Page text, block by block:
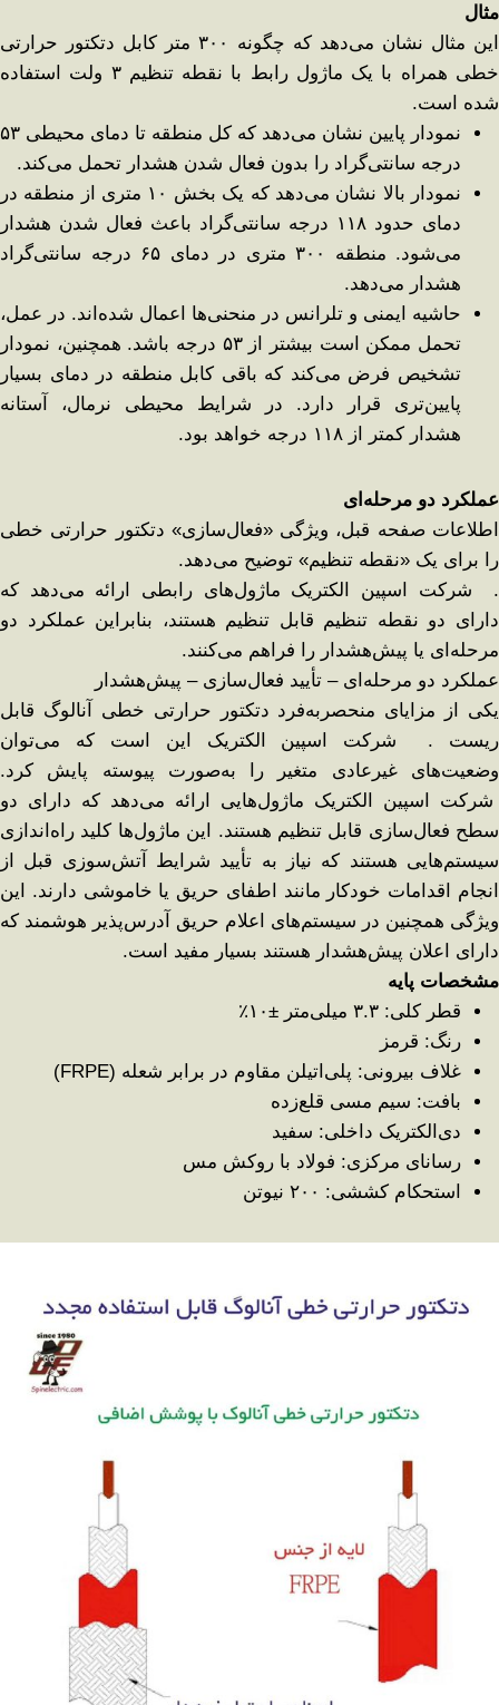
مثال
این مثال نشان می‌دهد که چگونه ۳۰۰ متر کابل دتکتور حرارتی
خطی همراه با یک ماژول رابط با نقطه تنظیم ۳ ولت استفاده
شده است.
نمودار پایین نشان می‌دهد که کل منطقه تا دمای محیطی ۵۳
درجه سانتی‌گراد را بدون فعال شدن هشدار تحمل می‌کند.
نمودار بالا نشان می‌دهد که یک بخش ۱۰ متری از منطقه در
دمای حدود ۱۱۸ درجه سانتی‌گراد باعث فعال شدن هشدار
می‌شود. منطقه ۳۰۰ متری در دمای ۶۵ درجه سانتی‌گراد
هشدار می‌دهد.
حاشیه ایمنی و تلرانس در منحنی‌ها اعمال شده‌اند. در عمل،
تحمل ممکن است بیشتر از ۵۳ درجه باشد. همچنین، نمودار
تشخیص فرض می‌کند که باقی کابل منطقه در دمای بسیار
پایین‌تری قرار دارد. در شرایط محیطی نرمال، آستانه
هشدار کمتر از ۱۱۸ درجه خواهد بود.
عملکرد دو مرحله‌ای
اطلاعات صفحه قبل، ویژگی «فعال‌سازی» دتکتور حرارتی خطی
را برای یک «نقطه تنظیم» توضیح می‌دهد.
. شرکت اسپین الکتریک ماژول‌های رابطی ارائه می‌دهد که
دارای دو نقطه تنظیم قابل تنظیم هستند، بنابراین عملکرد دو
مرحله‌ای یا پیش‌هشدار را فراهم می‌کنند.
عملکرد دو مرحله‌ای – تأیید فعال‌سازی – پیش‌هشدار
یکی از مزایای منحصر‌به‌فرد دتکتور حرارتی خطی آنالوگ قابل
ریست . شرکت اسپین الکتریک این است که می‌توان
وضعیت‌های غیرعادی متغیر را به‌صورت پیوسته پایش کرد.
شرکت اسپین الکتریک ماژول‌هایی ارائه می‌دهد که دارای دو
سطح فعال‌سازی قابل تنظیم هستند. این ماژول‌ها کلید راه‌اندازی
سیستم‌هایی هستند که نیاز به تأیید شرایط آتش‌سوزی قبل از
انجام اقدامات خودکار مانند اطفای حریق یا خاموشی دارند. این
ویژگی همچنین در سیستم‌های اعلام حریق آدرس‌پذیر هوشمند که
دارای اعلان پیش‌هشدار هستند بسیار مفید است.
مشخصات پایه
قطر کلی: ۳.۳ میلی‌متر ±۱۰٪
رنگ: قرمز
غلاف بیرونی: پلی‌اتیلن مقاوم در برابر شعله (FRPE)
بافت: سیم مسی قلع‌زده
دی‌الکتریک داخلی: سفید
رسانای مرکزی: فولاد با روکش مس
استحکام کششی: ۲۰۰ نیوتن